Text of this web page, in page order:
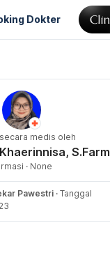
Dokter
medis oleh
S.Farm
· None
Pawestri · Tanggal